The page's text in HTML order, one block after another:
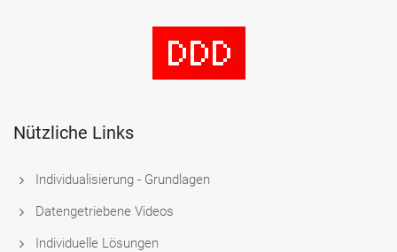
Nützliche Links
Individualisierung - Grundlagen
Datengetriebene Videos
Individuelle Lösungen